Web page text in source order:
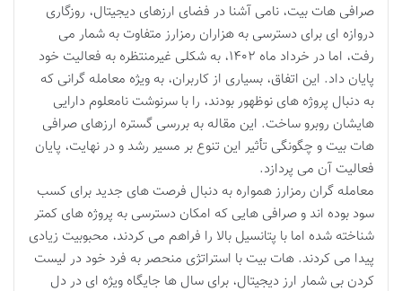
صرافی هات بیت، نامی آشنا در فضای ارزهای دیجیتال، روزگاری
دروازه ای برای دسترسی به هزاران رمزارز متفاوت به شمار می
رفت، اما در خرداد ماه ۱۴۰۲، به شکلی غیرمنتظره به فعالیت خود
پایان داد. این اتفاق، بسیاری از کاربران، به ویژه معامله گرانی که
به دنبال پروژه های نوظهور بودند، را با سرنوشت نامعلوم دارایی
هایشان روبرو ساخت. این مقاله به بررسی گستره ارزهای صرافی
هات بیت و چگونگی تأثیر این تنوع بر مسیر رشد و در نهایت، پایان
فعالیت آن می پردازد.
معامله گران رمزارز همواره به دنبال فرصت های جدید برای کسب
سود بوده اند و صرافی هایی که امکان دسترسی به پروژه های کمتر
شناخته شده اما با پتانسیل بالا را فراهم می کردند، محبوبیت زیادی
پیدا می کردند. هات بیت با استراتژی منحصر به فرد خود در لیست
کردن بی شمار ارز دیجیتال، برای سال ها جایگاه ویژه ای در دل